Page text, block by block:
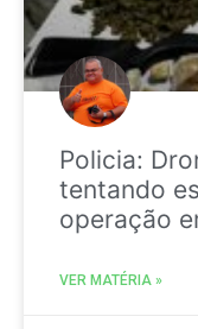
Policia:
tentando
operação
VER MATÉRIA »